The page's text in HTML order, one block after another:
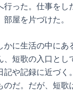
行った。仕事を
屋を片づけた。
かに生活の中に
、短歌の入口とし
記や記録に近づ
のだ。だが、短